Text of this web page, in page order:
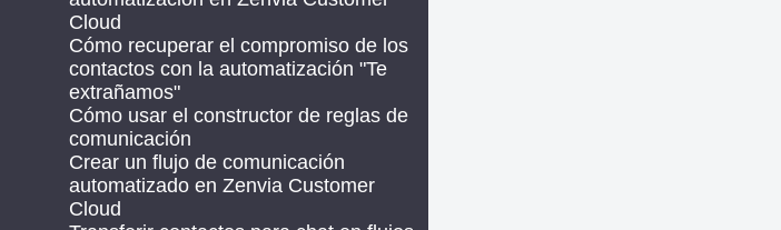
Cloud
Cómo recuperar el compromiso de los
contactos con la automatización "Te
extrañamos"
Cómo usar el constructor de reglas de
comunicación
Crear un flujo de comunicación
automatizado en Zenvia Customer
Cloud